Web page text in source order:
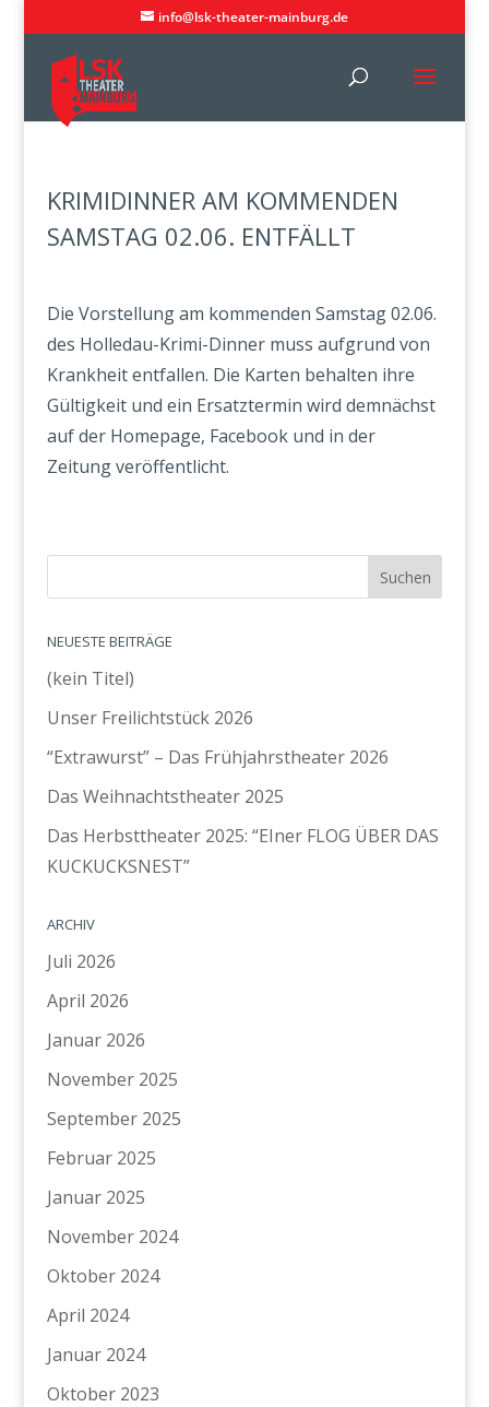
info@lsk-theater-mainburg.de
KRIMIDINNER AM KOMMENDEN
SAMSTAG 02.06. ENTFÄLLT
Die Vorstellung am kommenden Samstag 02.06.
des Holledau-Krimi-Dinner muss aufgrund von
Krankheit entfallen. Die Karten behalten ihre
Gültigkeit und ein Ersatztermin wird demnächst
auf der Homepage, Facebook und in der
Zeitung veröffentlicht.
NEUESTE BEITRÄGE
(kein Titel)
Unser Freilichtstück 2026
“Extrawurst” – Das Frühjahrstheater 2026
Das Weihnachtstheater 2025
Das Herbsttheater 2025: “EIner FLOG ÜBER DAS
KUCKUCKSNEST”
ARCHIV
Juli 2026
April 2026
Januar 2026
November 2025
September 2025
Februar 2025
Januar 2025
November 2024
Oktober 2024
April 2024
Januar 2024
Oktober 2023